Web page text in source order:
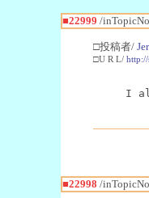
■22999 /
□投稿者/
□U R L/ http://
I
■22998 /